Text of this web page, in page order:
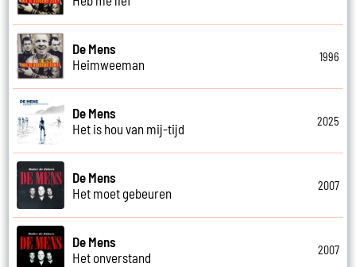
De Mens
Heimweeman
1996
De Mens
Het is hou van mij-tijd
2025
De Mens
Het moet gebeuren
2007
De Mens
Het onverstand
2007